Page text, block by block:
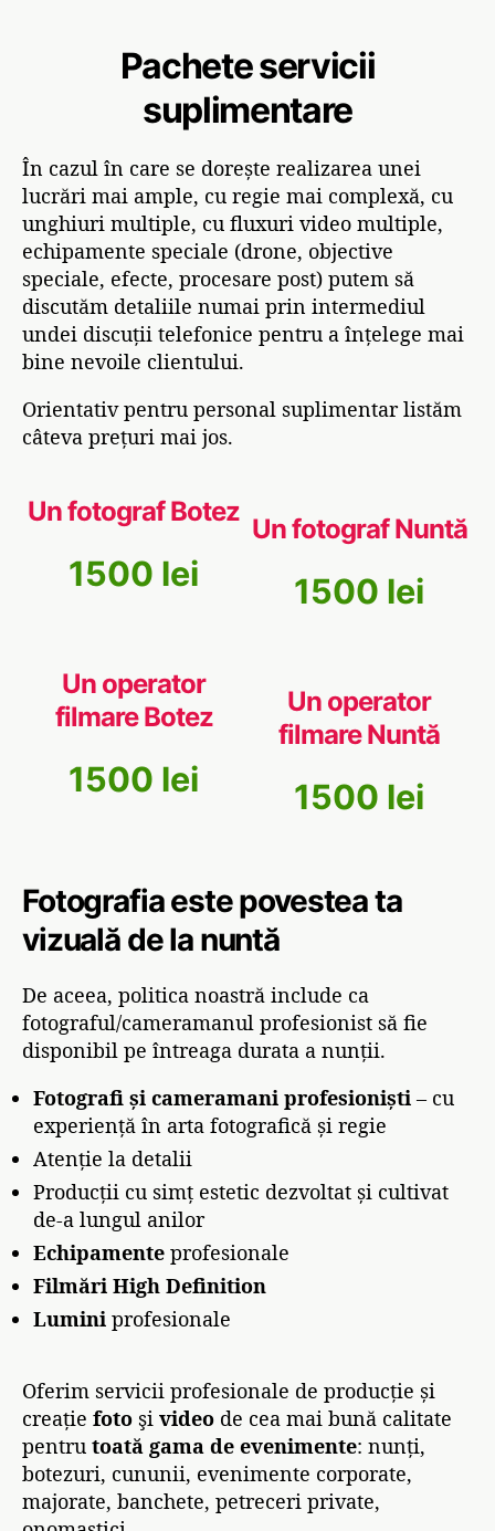
Pachete servicii
suplimentare
În cazul în care se dorește realizarea unei
lucrări mai ample, cu regie mai complexă, cu
unghiuri multiple, cu fluxuri video multiple,
echipamente speciale (drone, objective
speciale, efecte, procesare post) putem să
discutăm detaliile numai prin intermediul
undei discuții telefonice pentru a înțelege mai
bine nevoile clientului.
Orientativ pentru personal suplimentar listăm
câteva prețuri mai jos.
Un fotograf Botez
1500 lei
Un fotograf Nuntă
1500 lei
Un operator
filmare Botez
1500 lei
Un operator
filmare Nuntă
1500 lei
Fotografia este povestea ta
vizuală de la nuntă
De aceea, politica noastră include ca
fotograful/cameramanul profesionist să fie
disponibil pe întreaga durata a nunții.
Fotografi și cameramani profesioniști – cu
experiență în arta fotografică și regie
Atenție la detalii
Producții cu simț estetic dezvoltat și cultivat
de-a lungul anilor
Echipamente profesionale
Filmări High Definition
Lumini profesionale
Oferim servicii profesionale de producție și
creație foto şi video de cea mai bună calitate
pentru toată gama de evenimente: nunți,
botezuri, cununii, evenimente corporate,
majorate, banchete, petreceri private,